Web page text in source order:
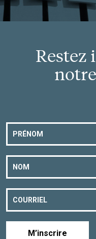
Restez
M’inscrire